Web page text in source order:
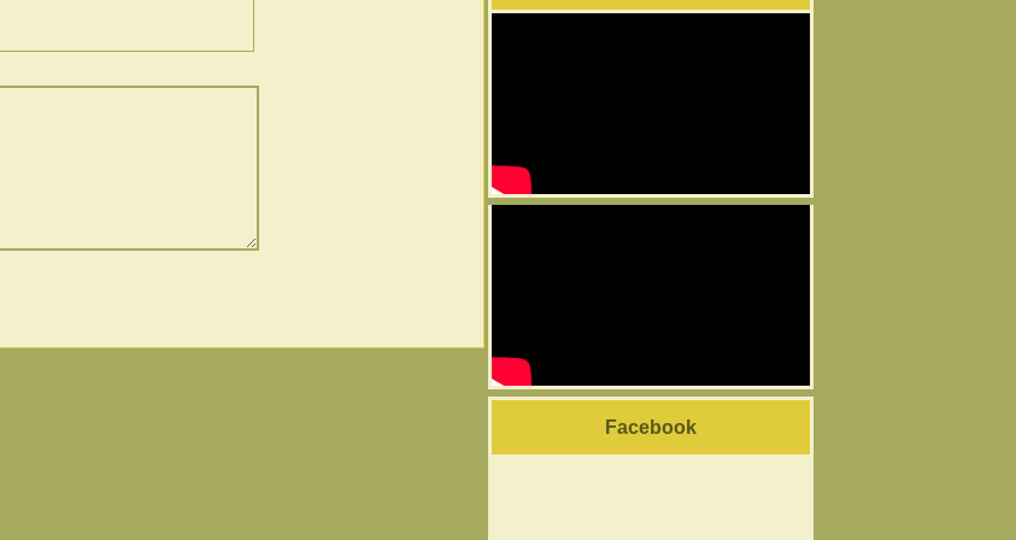
Facebook